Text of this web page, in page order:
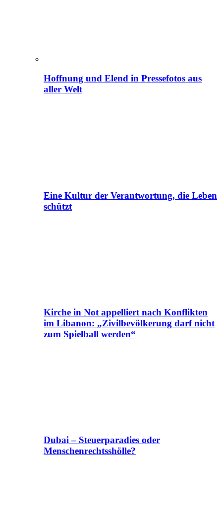
Hoffnung und Elend in Pressefotos aus
aller Welt
Eine Kultur der Verantwortung, die Leben
schützt
Kirche in Not appelliert nach Konflikten
im Libanon: „Zivilbevölkerung darf nicht
zum Spielball werden“
Dubai – Steuerparadies oder
Menschenrechtsshölle?